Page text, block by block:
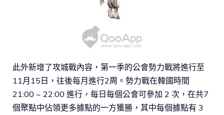
此外新增了攻城戰內容，第一季的公會勢力戰將進行至
11月15日，往後每月進行2周。勢力戰在韓國時間
21:00 ~ 22:00 進行，每日每個公會可參加 2 次，在共7
個聚點中佔領更多據點的一方獲勝，其中每個據點有 3